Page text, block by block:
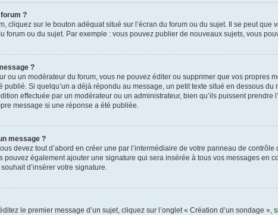
?
cliquez sur le bouton adéquat situé sur l’écran du forum ou du sujet. Il se peut
forum ou du sujet. Par exemple : vous pouvez publier de nouveaux sujets, vous
?
ou un modérateur du forum, vous ne pouvez éditer ou supprimer que vos
Si quelqu’un a déjà répondu au message, un petit texte situé en dessous
effectuée par un modérateur ou un administrateur, bien qu’ils puissent
message si une réponse a été publiée.
message ?
devez tout d’abord en créer une par l’intermédiaire de votre panneau de
pouvez également ajouter une signature qui sera insérée à tous vos messages
d’insérer votre signature.
le premier message d’un sujet, cliquez sur l’onglet « Création d’un sondage